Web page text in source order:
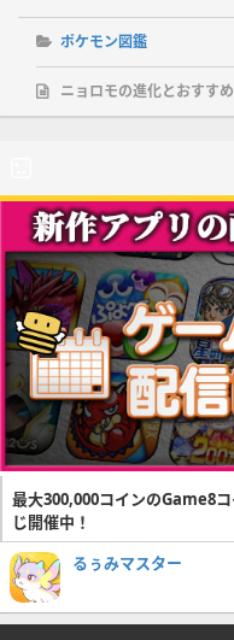
ポケモン図鑑
ニョロモの進化とおすす
最大300,000コインのGame8
じ開催中！
るぅみマスター